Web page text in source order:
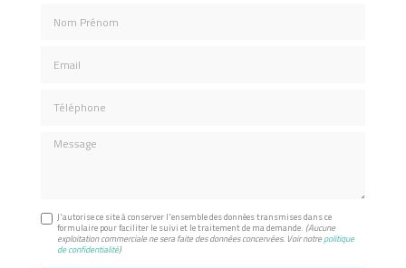
Message
J'autorise ce site à conserver l'ensemble des données transmises dans ce
formulaire pour faciliter le suivi et le traitement de ma demande. (Aucune
exploitation commerciale ne sera faite des données concervées. Voir notrepolitique
de confidentialité)